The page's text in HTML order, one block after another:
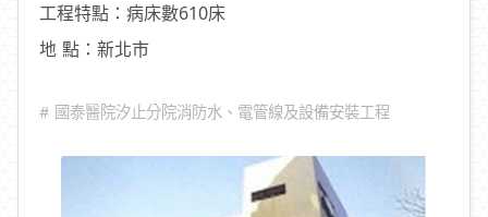
工程特點：病床數610床
地 點：新北市
# 國泰醫院汐止分院消防水、電管線及設備安裝工程